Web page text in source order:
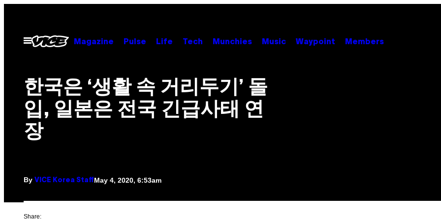
contentOpen
Menu
Magazine Pulse Life Tech Munchies Music Waypoint Members
한국은 ‘생활 속 거리두기’ 돌
입, 일본은 전국 긴급사태 연
장
By VICE Korea StaffMay 4, 2020, 6:53am
Share: